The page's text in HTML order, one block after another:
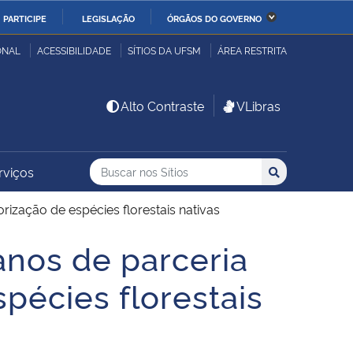
PARTICIPE LEGISLAÇÃO ÓRGÃOS DO GOVERNO
da Economia Ministério da Infraestrutura
Ministério da Ciência,
Tecnologia, Inovações e
da Mulher, da
e dos Direitos
ACESSIBILIDADE SÍTIOS DA UFSM ÁREA RESTRITA
Alto Contraste VLibras
Busca
Buscar no nos Sítios
Busca: Buscar
de espécies florestais nativas
de parceria
florestais